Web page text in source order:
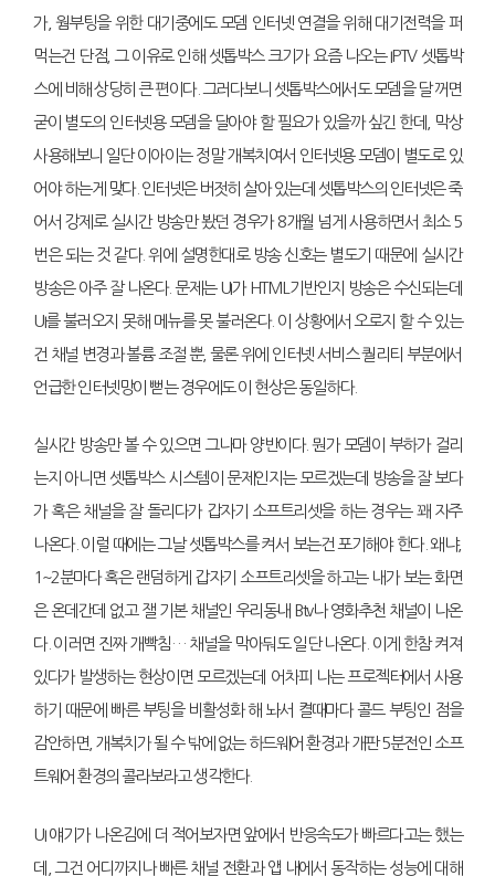
가, 웜부팅을 위한 대기중에도 모뎀 인터넷 연결을 위해 대기전력을 퍼
먹는건 단점, 그 이유로 인해 셋톱박스 크기가 요즘 나오는 IPTV 셋톱박
스에 비해 상당히 큰 편이다. 그러다보니 셋톱박스에서도 모뎀을 달 꺼면
굳이 별도의 인터넷용 모뎀을 달아야 할 필요가 있을까 싶긴 한데, 막상
사용해보니 일단 이아이는 정말 개복치여서 인터넷용 모뎀이 별도로 있
어야 하는게 맞다. 인터넷은 버젓히 살아 있는데 셋톱박스의 인터넷은 죽
어서 강제로 실시간 방송만 봤던 경우가 8개월 넘게 사용하면서 최소 5
번은 되는 것 같다. 위에 설명한대로 방송 신호는 별도기 때문에 실시간
방송은 아주 잘 나온다. 문제는 UI가 HTML기반인지 방송은 수신되는데
UI를 불러오지 못해 메뉴를 못 불러온다. 이 상황에서 오로지 할 수 있는
건 채널 변경과 볼륨 조절 뿐, 물론 위에 인터넷 서비스 퀄리티 부분에서
언급한 인터넷망이 뻗는 경우에도 이 현상은 동일하다.
실시간 방송만 볼 수 있으면 그나마 양반이다. 뭔가 모뎀이 부하가 걸리
는지 아니면 셋톱박스 시스템이 문제인지는 모르겠는데 방송을 잘 보다
가 혹은 채널을 잘 돌리다가 갑자기 소프트리셋을 하는 경우는 꽤 자주
나온다. 이럴 때에는 그날 셋톱박스를 켜서 보는건 포기해야 한다. 왜냐,
1~2분마다 혹은 랜덤하게 갑자기 소프트리셋을 하고는 내가 보는 화면
은 온데간데 없고 잴 기본 채널인 우리동내 Btv나 영화추천 채널이 나온
다. 이러면 진짜 개빡침… 채널을 막아둬도 일단 나온다. 이게 한참 켜져
있다가 발생하는 현상이면 모르겠는데 어차피 나는 프로젝터에서 사용
하기 때문에 빠른 부팅을 비활성화 해 놔서 켤때마다 콜드 부팅인 점을
감안하면, 개복치가 될 수 밖에 없는 하드웨어 환경과 개판 5분전인 소프
트웨어 환경의 콜라보라고 생각한다.
UI 얘기가 나온김에 더 적어보자면 앞에서 반응속도가 빠르다고는 했는
데, 그건 어디까지나 빠른 채널 전환과 앱 내에서 동작하는 성능에 대해